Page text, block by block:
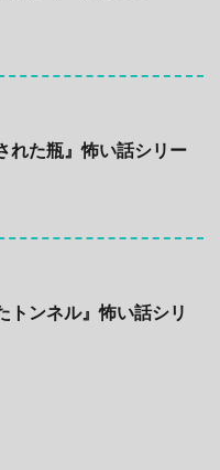
れた瓶』怖い話シリー
トンネル』怖い話シリ